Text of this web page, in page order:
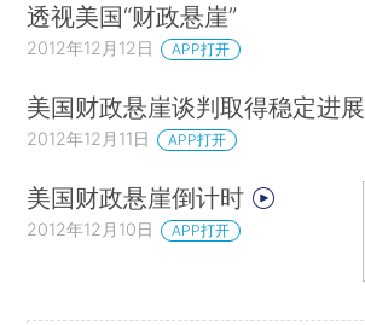
透视美国“财政悬崖”
2012年12月12日 APP打开
美国财政悬崖谈判取得稳定进展
2012年12月11日 APP打开
美国财政悬崖倒计时
2012年12月10日 APP打开